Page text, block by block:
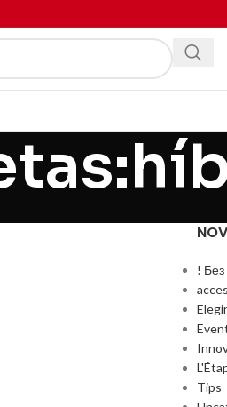
! Без
Tips